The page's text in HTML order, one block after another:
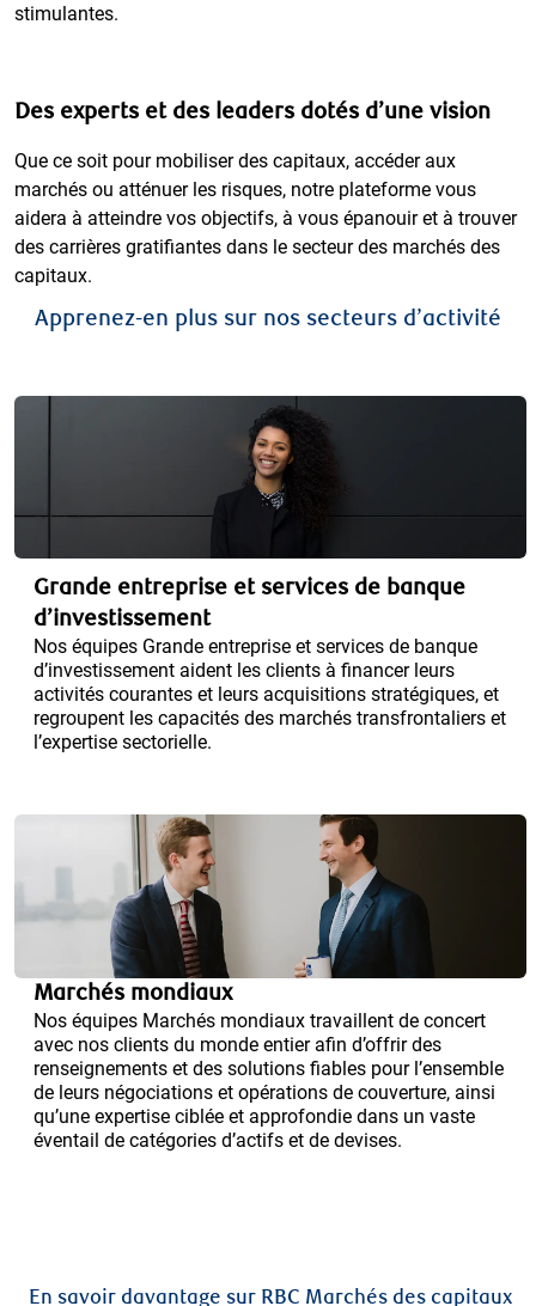
stimulantes.
Des experts et des leaders dotés d’une vision
Que ce soit pour mobiliser des capitaux, accéder aux
marchés ou atténuer les risques, notre plateforme vous
aidera à atteindre vos objectifs, à vous épanouir et à trouver
des carrières gratifiantes dans le secteur des marchés des
capitaux.
Apprenez-en plus sur nos secteurs d’activité
Grande entreprise et services de banque
d’investissement
Nos équipes Grande entreprise et services de banque
d’investissement aident les clients à financer leurs
activités courantes et leurs acquisitions stratégiques, et
regroupent les capacités des marchés transfrontaliers et
l’expertise sectorielle.
Marchés mondiaux
Nos équipes Marchés mondiaux travaillent de concert
avec nos clients du monde entier afin d’offrir des
renseignements et des solutions fiables pour l’ensemble
de leurs négociations et opérations de couverture, ainsi
qu’une expertise ciblée et approfondie dans un vaste
éventail de catégories d’actifs et de devises.
En savoir davantage sur RBC Marchés des capitaux